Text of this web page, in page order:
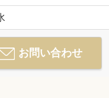
お問い合わせ